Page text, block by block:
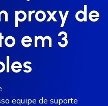
proxy de
em 3
equipe de suporte